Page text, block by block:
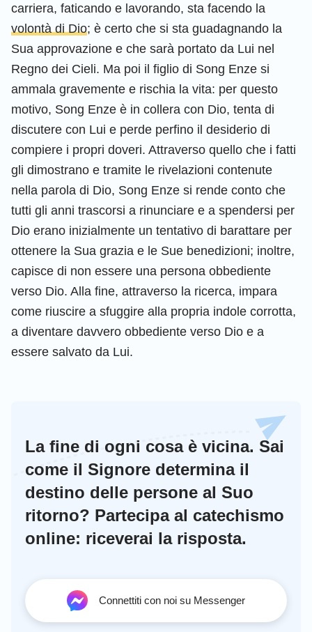
carriera, faticando e lavorando, sta facendo la
volontà di Dio; è certo che si sta guadagnando la
Sua approvazione e che sarà portato da Lui nel
Regno dei Cieli. Ma poi il figlio di Song Enze si
ammala gravemente e rischia la vita: per questo
motivo, Song Enze è in collera con Dio, tenta di
discutere con Lui e perde perfino il desiderio di
compiere i propri doveri. Attraverso quello che i fatti
gli dimostrano e tramite le rivelazioni contenute
nella parola di Dio, Song Enze si rende conto che
tutti gli anni trascorsi a rinunciare e a spendersi per
Dio erano inizialmente un tentativo di barattare per
ottenere la Sua grazia e le Sue benedizioni; inoltre,
capisce di non essere una persona obbediente
verso Dio. Alla fine, attraverso la ricerca, impara
come riuscire a sfuggire alla propria indole corrotta,
a diventare davvero obbediente verso Dio e a
essere salvato da Lui.
La fine di ogni cosa è vicina. Sai
come il Signore determina il
destino delle persone al Suo
ritorno? Partecipa al catechismo
online: riceverai la risposta.
Connettiti con noi su Messenger